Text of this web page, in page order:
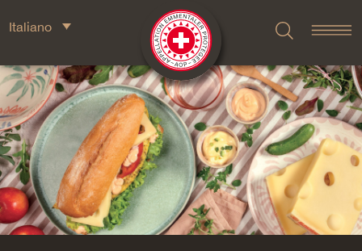
Italiano